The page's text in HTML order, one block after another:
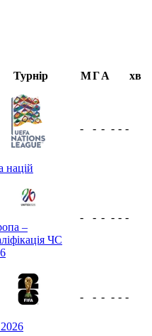
Турнір МГА хв
націй
- - - - - -
–
ЧС
- - - - - -
- - - - - -